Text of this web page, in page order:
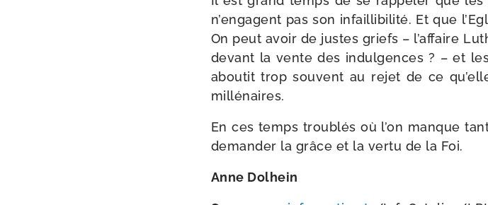
n’engagent pas son infailli­bi­li­té. Et que
On peut avoir de justes griefs – l’affaire
devant la vente des indul­gences ? – et
abou­tit trop sou­vent au rejet de ce
millénaires.
En ces temps trou­blés où l’on manque
deman­der la grâce et la ver­tu de la Foi.
Anne Dolhein